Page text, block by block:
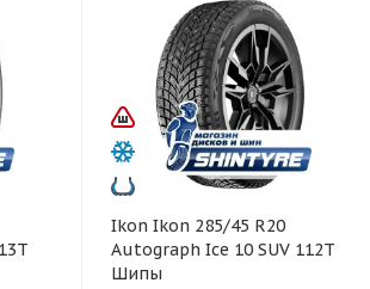
Ikon Ikon 285/45 R20
Autograph Ice 10 SUV 112T
Шипы